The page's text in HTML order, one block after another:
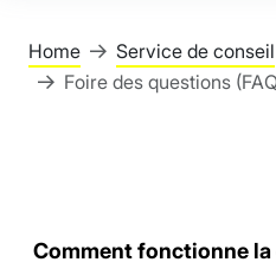
Home
Service de conseil
Foire des questions
Comment fonctionne